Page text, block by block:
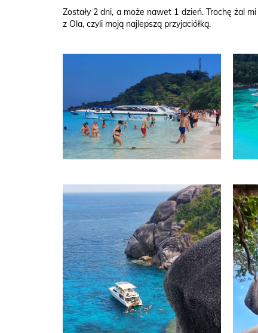
Zostały 2 dni, a może nawet 1 dzień. Trochę żal
z Ola, czyli moją najlepszą przyjaciółką.